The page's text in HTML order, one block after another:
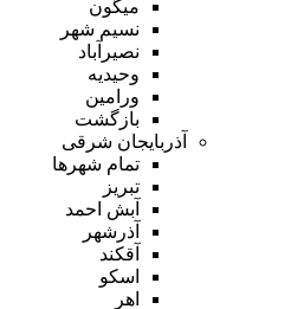
میگون
نسیم شهر
نصیرآباد
وحیدیه
ورامین
بازگشت
آذربایجان شرقی
تمام شهر‌ها
تبریز
آبش احمد
آذرشهر
آقکند
اسکو
اهر